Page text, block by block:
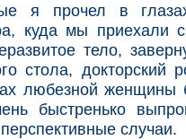
я прочел в
куда мы приехали
тело,
стола, докторский
любезной женщины
быстренько
случаи.